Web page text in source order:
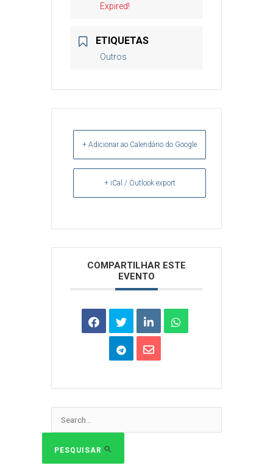
Expired!
ETIQUETAS
Outros
+ Adicionar ao Calendário do Google
+ iCal / Outlook export
COMPARTILHAR ESTE
EVENTO
Pesquisar
PESQUISAR